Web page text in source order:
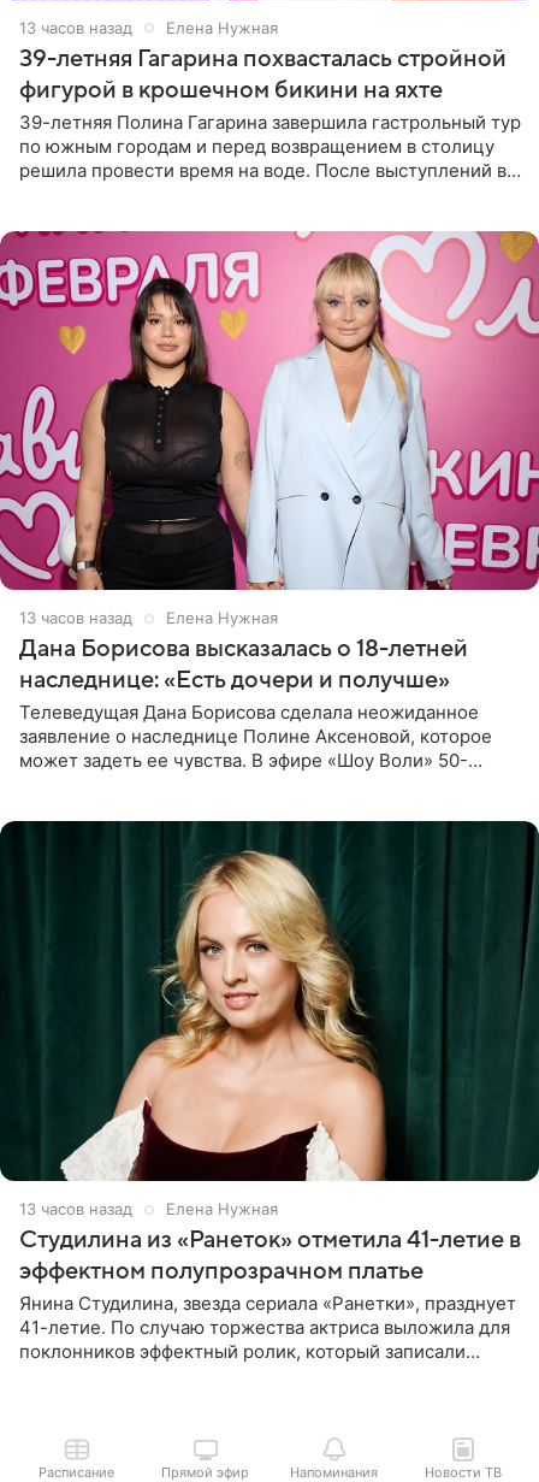
13 часов назад Елена Нужная
39-летняя Гагарина похвасталась стройной
фигурой в крошечном бикини на яхте
39-летняя Полина Гагарина завершила гастрольный тур
по южным городам и перед возвращением в столицу
решила провести время на воде. После выступлений в
13 часов назад Елена Нужная
Дана Борисова высказалась о 18-летней
наследнице: «Есть дочери и получше»
Телеведущая Дана Борисова сделала неожиданное
заявление о наследнице Полине Аксеновой, которое
может задеть ее чувства. В эфире «Шоу Воли» 50-
13 часов назад Елена Нужная
Студилина из «Ранеток» отметила 41-летие в
эффектном полупрозрачном платье
Янина Студилина, звезда сериала «Ранетки», празднует
41-летие. По случаю торжества актриса выложила для
поклонников эффектный ролик, который записали
Расписание Прямой эфир Напоминания Новости ТВ